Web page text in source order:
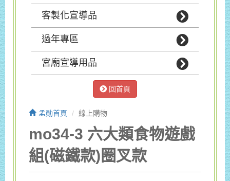
客製化宣導品
過年專區
宮廟宣導用品
回首頁
孟勛首頁 線上購物
mo34-3 六大類食物遊戲
組(磁鐵款)圈叉款